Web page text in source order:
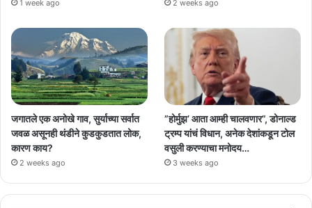
1 week ago 2 weeks ago
जगातले एक अनोखे गाव, सुर्याच्या सर्वात
जवळ असूनही थंडीने कुडकुडतात लोक,
कारण काय?
2 weeks ago
”होर्मुझ’ आता आम्ही चालवणार”, डोनाल्ड
ट्रम्प यांचं विधान, अनेक देशांकडून टोल
वसुली करण्याचा मनोदय…
3 weeks ago